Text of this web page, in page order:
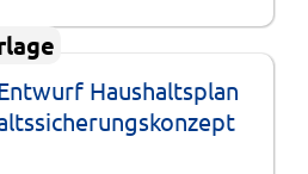
Haushaltsplan